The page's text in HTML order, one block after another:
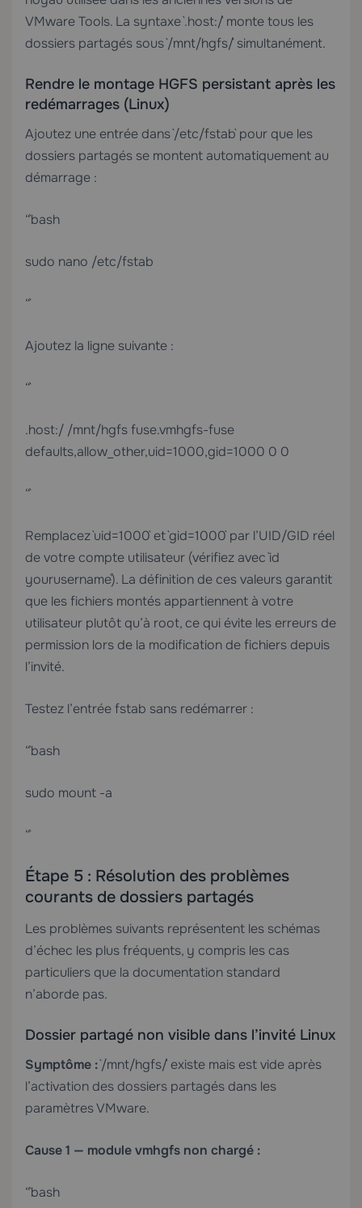
VMware Tools. La syntaxe `.host:/` monte tous les
dossiers partagés sous `/mnt/hgfs/` simultanément.
Rendre le montage HGFS persistant après les
redémarrages (Linux)
Ajoutez une entrée dans `/etc/fstab` pour que les
dossiers partagés se montent automatiquement au
démarrage :
“`bash
sudo nano /etc/fstab
“`
Ajoutez la ligne suivante :
“`
.host:/ /mnt/hgfs fuse.vmhgfs-fuse
defaults,allow_other,uid=1000,gid=1000 0 0
“`
Remplacez `uid=1000` et `gid=1000` par l’UID/GID réel
de votre compte utilisateur (vérifiez avec `id
yourusername`). La définition de ces valeurs garantit
que les fichiers montés appartiennent à votre
utilisateur plutôt qu’à root, ce qui évite les erreurs de
permission lors de la modification de fichiers depuis
l’invité.
Testez l’entrée fstab sans redémarrer :
“`bash
sudo mount -a
“`
Étape 5 : Résolution des problèmes
courants de dossiers partagés
Les problèmes suivants représentent les schémas
d’échec les plus fréquents, y compris les cas
particuliers que la documentation standard
n’aborde pas.
Dossier partagé non visible dans l’invité Linux
Symptôme :`/mnt/hgfs/` existe mais est vide après
l’activation des dossiers partagés dans les
paramètres VMware.
Cause 1 — module vmhgfs non chargé :
“`bash